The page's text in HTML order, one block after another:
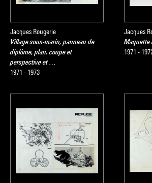
Jacques Rougerie
Village sous-marin, panneau de
diplôme, plan, coupe et
perspective et …
1971 - 1973
Jacques
Maquette
1971 -